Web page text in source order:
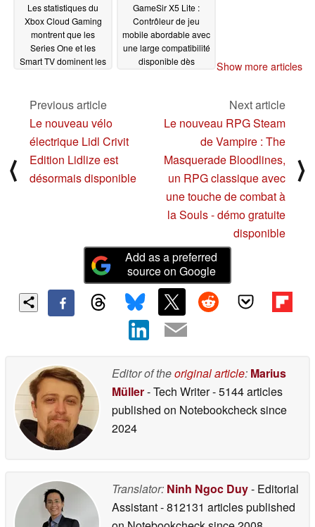
Les statistiques du
Xbox Cloud Gaming
montrent que les
Series One et les
Smart TV dominent les
console Xbox se profile
GameSir X5 Lite :
Contrôleur de jeu
mobile abordable avec
une large compatibilité
disponible dès
Show more articles
⟨
Previous article
Le nouveau vélo
électrique Lidl Crivit
Edition Lidlize est
désormais disponible
Next article
Le nouveau RPG Steam
de Vampire : The
Masquerade Bloodlines,
un RPG classique avec
une touche de combat à
la Souls - démo gratuite
disponible
⟩
Add as a preferred
source on Google
Editor of theoriginal article: Marius
Müller- Tech Writer- 5144 articles
published on Notebookchecksince
2024
Translator: Ninh Ngoc Duy- Editorial
Assistant- 812131 articles published